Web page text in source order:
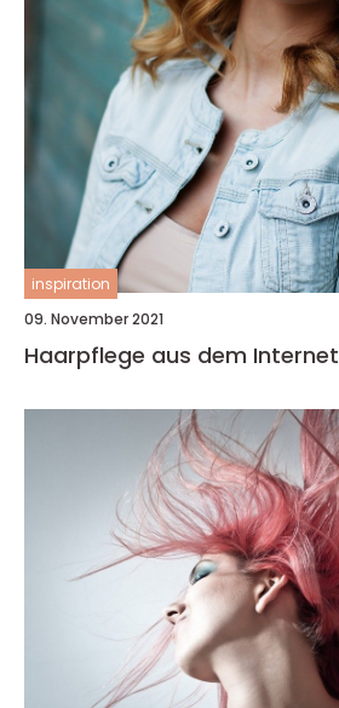
inspiration
09. November 2021
Haarpflege aus dem Internet